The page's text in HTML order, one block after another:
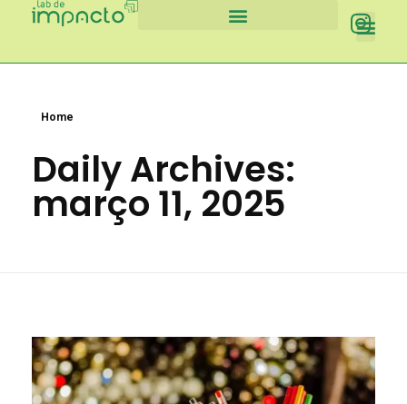
Home
Daily Archives:
março 11, 2025